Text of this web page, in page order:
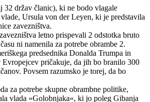
32 držav članic), ki ne bodo vlagale
Ursula von der Leyen, ki je predstavila
zavezništva.
letno prispevali 2 odstotka bruto
ni namenila za potrebe obrambe 2.
predsednika Donalda Trumpa in
pričakuje, da jih bo branilo 300
Povsem razumsko je torej, da bo
za potrebe skupne obrambne politike,
vlada »Golobnjaka«, ki jo poleg Gibanja